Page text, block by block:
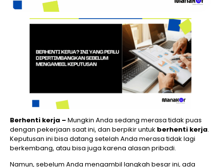
Berhenti kerja – Mungkin Anda sedang merasa tidak puas
dengan pekerjaan saat ini, dan berpikir untuk berhenti kerja.
Keputusan ini bisa datang setelah Anda merasa tidak lagi
berkembang, atau bisa juga karena alasan pribadi.
Namun, sebelum Anda mengambil langkah besar ini, ada